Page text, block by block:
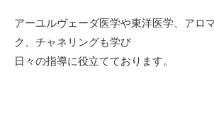
アーユルヴェーダ医学や東洋医学、アロ
ク、チャネリングも学び
日々の指導に役立てております。